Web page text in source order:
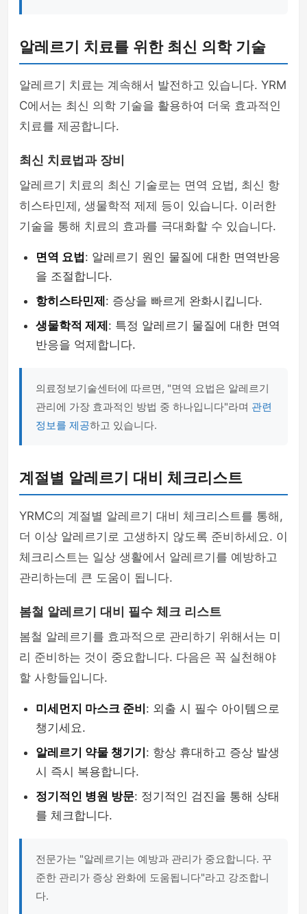
알레르기 치료를 위한 최신 의학 기술
알레르기 치료는 계속해서 발전하고 있습니다. YRM
C에서는 최신 의학 기술을 활용하여 더욱 효과적인
치료를 제공합니다.
최신 치료법과 장비
알레르기 치료의 최신 기술로는 면역 요법, 최신 항
히스타민제, 생물학적 제제 등이 있습니다. 이러한
기술을 통해 치료의 효과를 극대화할 수 있습니다.
면역 요법 : 알레르기 원인 물질에 대한 면역반응
을 조절합니다.
항히스타민제 : 증상을 빠르게 완화시킵니다.
생물학적 제제 : 특정 알레르기 물질에 대한 면역
반응을 억제합니다.
의료정보기술센터에 따르면, "면역 요법은 알레르기
관리에 가장 효과적인 방법 중 하나입니다"라며 관련
정보를 제공하고 있습니다.
계절별 알레르기 대비 체크리스트
YRMC의 계절별 알레르기 대비 체크리스트를 통해,
더 이상 알레르기로 고생하지 않도록 준비하세요. 이
체크리스트는 일상 생활에서 알레르기를 예방하고
관리하는데 큰 도움이 됩니다.
봄철 알레르기 대비 필수 체크 리스트
봄철 알레르기를 효과적으로 관리하기 위해서는 미
리 준비하는 것이 중요합니다. 다음은 꼭 실천해야
할 사항들입니다.
미세먼지 마스크 준비 : 외출 시 필수 아이템으로
챙기세요.
알레르기 약물 챙기기 : 항상 휴대하고 증상 발생
시 즉시 복용합니다.
정기적인 병원 방문: 정기적인 검진을 통해 상태
를 체크합니다.
전문가는 "알레르기는 예방과 관리가 중요합니다. 꾸
준한 관리가 증상 완화에 도움됩니다"라고 강조합니
다.